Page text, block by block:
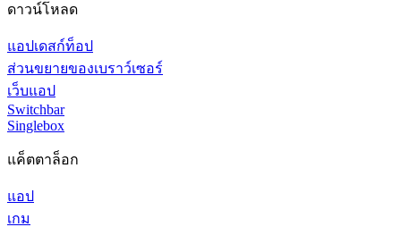
ดาวน์โหลด
แอปเดสก์ท็อป
ส่วนขยายของเบราว์เซอร์
เว็บแอป
Switchbar
Singlebox
แค็ตตาล็อก
แอป
เกม